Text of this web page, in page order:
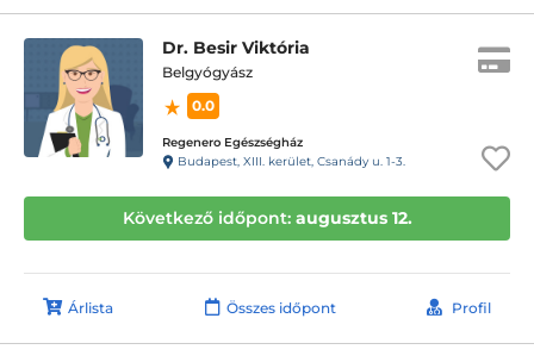
Dr. Besir Viktória
Belgyógyász
0.0
Regenero Egészségház
Budapest, XIII. kerület, Csanády u. 1-3.
Következő időpont: augusztus 12.
Árlista Összes időpont Profil